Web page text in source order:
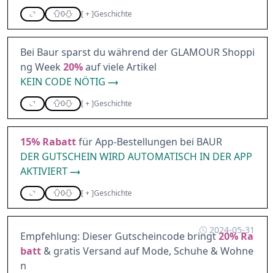
0 [+]Geschichte
Bei Baur sparst du während der GLAMOUR Shoppi
ng Week 20%auf viele Artikel
KEIN CODE NÖTIG
0 [+]Geschichte
15% Rabattfür App-Bestellungen bei BAUR
DER GUTSCHEIN WIRD AUTOMATISCH IN DER APP
AKTIVIERT
0 [+]Geschichte
2024-05-31
Empfehlung: Dieser Gutscheincode bringt20%Ra
batt & gratis Versand auf Mode, Schuhe & Wohne
n